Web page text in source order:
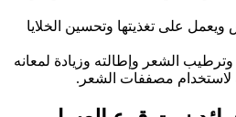
على تغذيتها وتحسين الخلايا
الشعر وإطالته وزيادة لمعانه
لاستخدام مصففات الشعر.